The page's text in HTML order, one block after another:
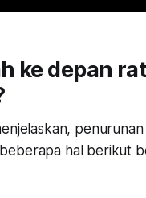
ke depan
hal berikut